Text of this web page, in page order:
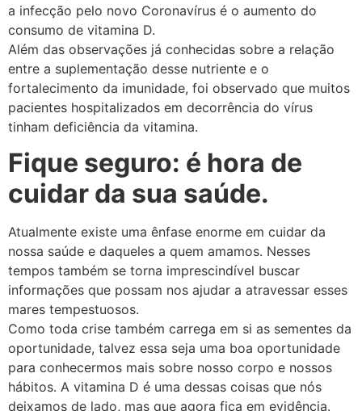
a infecção pelo novo Coronavírus é o aumento do
consumo de vitamina D.
Além das observações já conhecidas sobre a relação
entre a suplementação desse nutriente e o
fortalecimento da imunidade, foi observado que muitos
pacientes hospitalizados em decorrência do vírus
tinham deficiência da vitamina.
Fique seguro: é hora de
cuidar da sua saúde.
Atualmente existe uma ênfase enorme em cuidar da
nossa saúde e daqueles a quem amamos. Nesses
tempos também se torna imprescindível buscar
informações que possam nos ajudar a atravessar esses
mares tempestuosos.
Como toda crise também carrega em si as sementes da
oportunidade, talvez essa seja uma boa oportunidade
para conhecermos mais sobre nosso corpo e nossos
hábitos. A vitamina D é uma dessas coisas que nós
deixamos de lado, mas que agora fica em evidência.